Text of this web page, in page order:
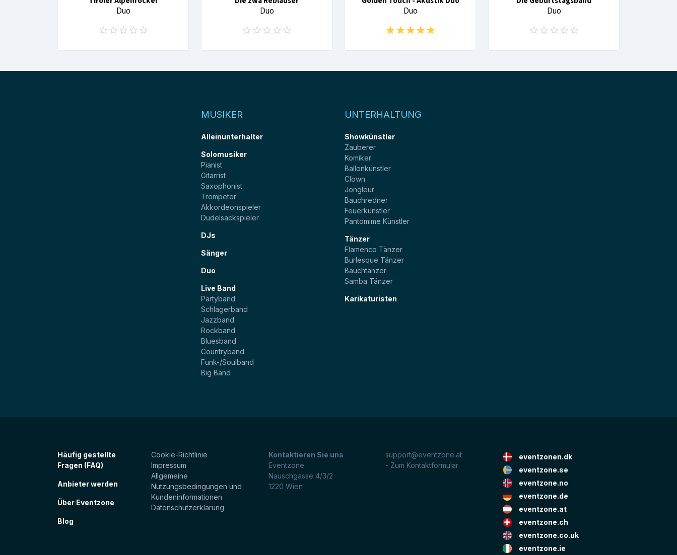
Duo Duo Duo Duo
MUSIKER
Alleinunterhalter
Solomusiker
Pianist
Gitarrist
Saxophonist
Trompeter
Akkordeonspieler
Dudelsackspieler
DJs
Sänger
Duo
Live Band
Partyband
Schlagerband
Jazzband
Rockband
Bluesband
Countryband
Funk-/Soulband
Big Band
UNTERHALTUNG
Showkünstler
Zauberer
Komiker
Ballonkünstler
Clown
Jongleur
Bauchredner
Feuerkünstler
Pantomime Künstler
Tänzer
Flamenco Tänzer
Burlesque Tänzer
Bauchtänzer
Samba Tänzer
Karikaturisten
Häufig gestellte
Fragen (FAQ)
Anbieter werden
Über Eventzone
Blog
Cookie-Richtlinie
Impressum
Allgemeine
Nutzungsbedingungen und
Kundeninformationen
Datenschutzerklärung
Kontaktieren Sie uns
Eventzone
Nauschgasse 4/3/2
1220 Wien
support@eventzone.at
- Zum Kontaktformular
eventzonen.dk
eventzone.se
eventzone.no
eventzone.de
eventzone.at
eventzone.ch
eventzone.co.uk
eventzone.ie